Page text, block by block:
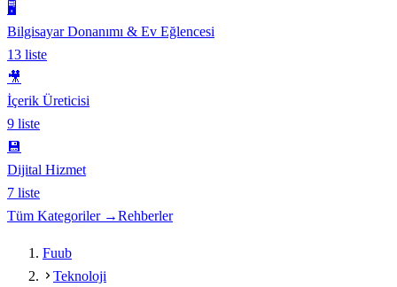
🖥️
Bilgisayar Donanımı & Ev Eğlencesi
13 liste
🎥
İçerik Üreticisi
9 liste
💾
Dijital Hizmet
7 liste
Tüm Kategoriler →Rehberler
Fuub
Teknoloji